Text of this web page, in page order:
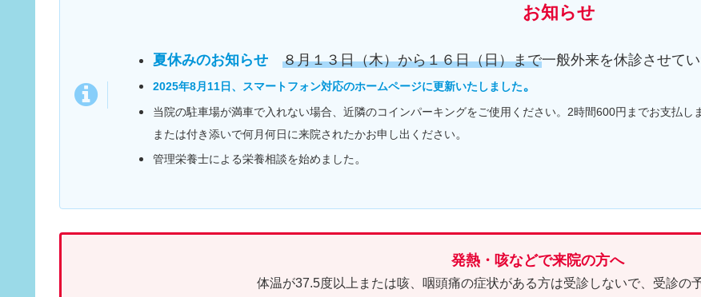
お知らせ
夏休みのお知らせ ８月１３日（木）から１６日（日）まで一般外来を休診させてい
2025年8月11日、スマートフォン対応のホームページに更新いたしました。
当院の駐車場が満車で入れない場合、近隣のコインパーキングをご使用ください。2時間600円までお支払
または付き添いで何月何日に来院されたかお申し出ください。
管理栄養士による栄養相談を始めました 。
発熱・咳などで来院の方へ
体温が37.5度以上または咳、咽頭痛の症状がある方は受診しないで、受診の